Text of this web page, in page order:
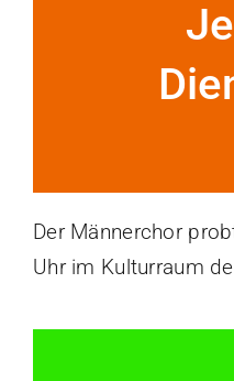
Der Männerchor
Uhr im Kulturraum